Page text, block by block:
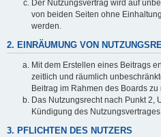
Der Nutzungsvertrag wird auf
von beiden Seiten ohne
werden.
2. EINRÄUMUNG VON
Mit dem Erstellen eines Beitrags
zeitlich und räumlich
Beitrag im Rahmen des Boards zu
Das Nutzungsrecht nach Punkt 2,
Kündigung des
3. PFLICHTEN DES NUTZERS